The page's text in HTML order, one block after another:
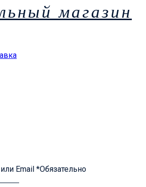
магазин
Email *Обязательно